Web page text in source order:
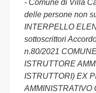
- Comune di Villa
delle persone non
INTERPELLO
sottoscrittori
n.80/2021
ISTRUTTORE
ISTRUTTORI) EX
AMMINISTRATIVO